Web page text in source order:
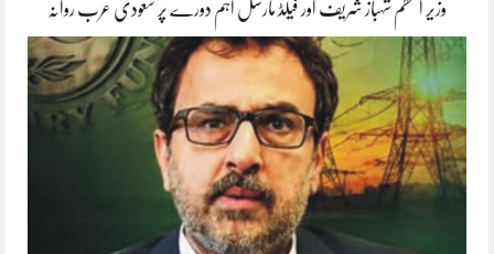
وزیر اعظم شہباز شریف اور فیلڈ مارشل اہم دورے پر سعودی عرب روانہ